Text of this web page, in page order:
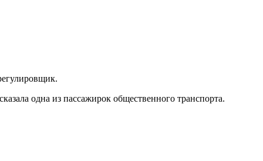
одна из пассажирок общественного транспорта.